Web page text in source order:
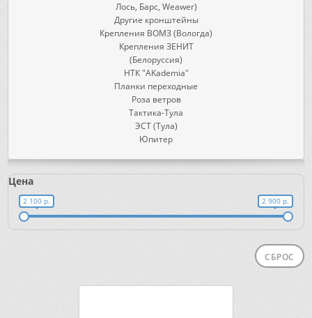
Лось, Барс, Weawer)
Другие кронштейны
Крепления ВОМЗ (Вологда)
Крепления ЗЕНИТ
(Белоруссия)
НТК "AKademia"
Планки переходные
Роза ветров
Тактика-Тула
ЭСТ (Тула)
Юпитер
Цена
2 100 р. 2 900 р.
СБРОС